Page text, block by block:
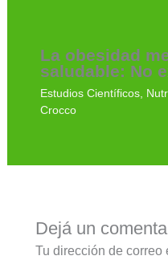
La obesidad
saludable: No
Estudios Científicos,
Crocco
Dejá un
Tu dirección de correo